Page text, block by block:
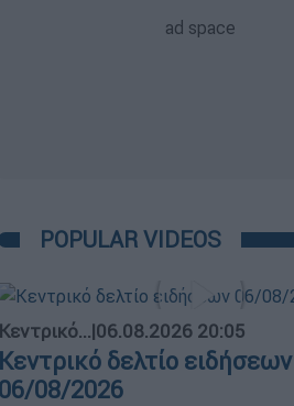
POPULAR VIDEOS
Κεντρικό...|06.08.2026 20:05
Κεντρικό δελτίο ειδήσεων
06/08/2026